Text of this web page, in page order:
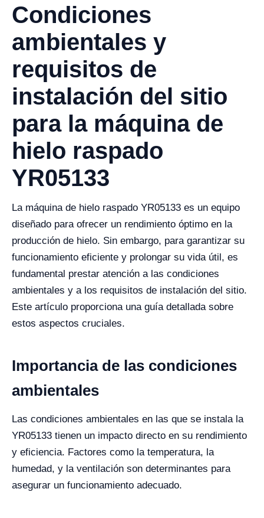
Condiciones
ambientales y
requisitos de
instalación del sitio
para la máquina de
hielo raspado
YR05133
La máquina de hielo raspado YR05133 es un equipo
diseñado para ofrecer un rendimiento óptimo en la
producción de hielo. Sin embargo, para garantizar su
funcionamiento eficiente y prolongar su vida útil, es
fundamental prestar atención a las condiciones
ambientales y a los requisitos de instalación del sitio.
Este artículo proporciona una guía detallada sobre
estos aspectos cruciales.
Importancia de las condiciones
ambientales
Las condiciones ambientales en las que se instala la
YR05133 tienen un impacto directo en su rendimiento
y eficiencia. Factores como la temperatura, la
humedad, y la ventilación son determinantes para
asegurar un funcionamiento adecuado.